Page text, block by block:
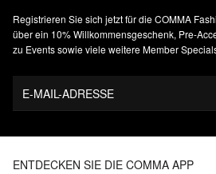
Registrieren Sie sich jetzt für die COMMA
über ein 10% Willkommensgeschenk, Pre-
zu Events sowie viele weitere Member
E-MAIL-ADRESSE
ENTDECKEN SIE DIE COMMA APP